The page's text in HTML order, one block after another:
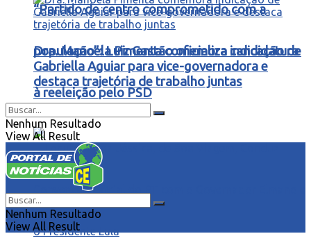
“Partido de centro comprometido com a
população”: Luiz Gastão oficializa candidatura
à reeleição pelo PSD
Dra. Manoela Pimenta comemora indicação de
Gabriella Aguiar para vice-governadora e
destaca trajetória de trabalho juntas
Nenhum Resultado
View All Result
Nenhum Resultado
View All Result